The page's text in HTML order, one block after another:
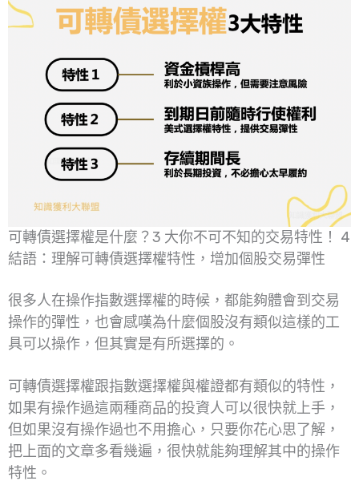
可轉債選擇權是什麼？3 大你不可不知的交易特性！ 4
結語：理解可轉債選擇權特性，增加個股交易彈性
很多人在操作指數選擇權的時候，都能夠體會到交易
操作的彈性，也會感嘆為什麼個股沒有類似這樣的工
具可以操作，但其實是有所選擇的。
可轉債選擇權跟指數選擇權與權證都有類似的特性，
如果有操作過這兩種商品的投資人可以很快就上手，
但如果沒有操作過也不用擔心，只要你花心思了解，
把上面的文章多看幾遍，很快就能夠理解其中的操作
特性。